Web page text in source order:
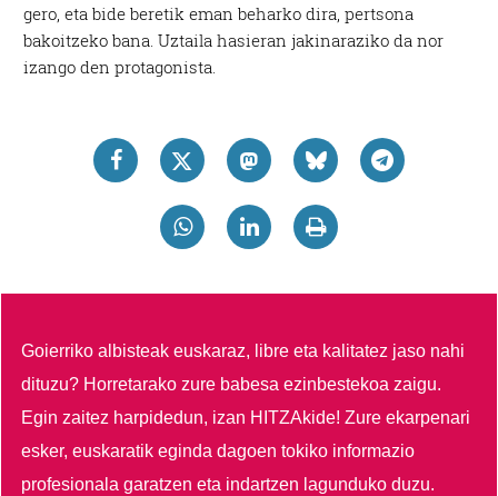
gero, eta bide beretik eman beharko dira, pertsona
bakoitzeko bana. Uztaila hasieran jakinaraziko da nor
izango den protagonista.
Goierriko albisteak euskaraz, libre eta kalitatez jaso nahi
dituzu? Horretarako zure babesa ezinbestekoa zaigu.
Egin zaitez harpidedun, izan HITZAkide!Zure ekarpenari
esker, euskaratik eginda dagoen tokiko informazio
profesionala garatzen eta indartzen lagunduko duzu.